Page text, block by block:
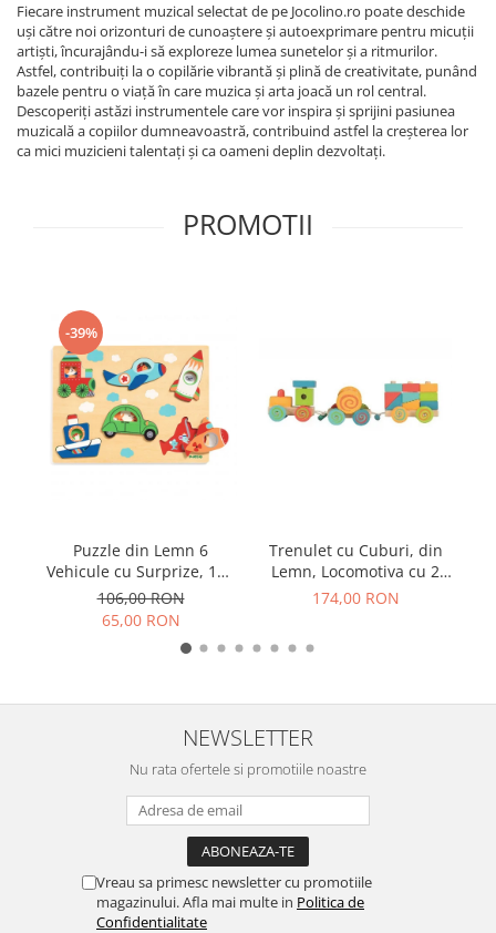
Fiecare instrument muzical selectat de pe Jocolino.ro poate deschide
uși către noi orizonturi de cunoaștere și autoexprimare pentru micuții
artiști, încurajându-i să exploreze lumea sunetelor și a ritmurilor.
Astfel, contribuiți la o copilărie vibrantă și plină de creativitate, punând
bazele pentru o viață în care muzica și arta joacă un rol central.
Descoperiți astăzi instrumentele care vor inspira și sprijini pasiunea
muzicală a copiilor dumneavoastră, contribuind astfel la creșterea lor
ca mici muzicieni talentați și ca oameni deplin dezvoltați.
PROMOTII
-39%
Puzzle din Lemn 6
Vehicule cu Surprize, 18+
Luni
106,00 RON
65,00 RON
Trenulet cu Cuburi, din
Lemn, Locomotiva cu 2
Vagoane, 9 Blocuri si
174,00 RON
NEWSLETTER
Nu rata ofertele si promotiile noastre
Vreau sa primesc newsletter cu promotiile
magazinului. Afla mai multe in Politica de
Confidentialitate